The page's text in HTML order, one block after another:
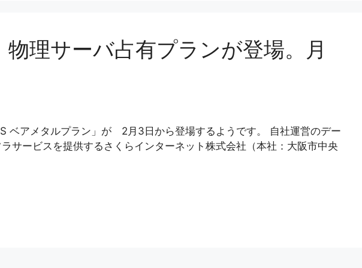
理サーバ占有プランが登場。月
ベアメタルプラン」が 2月3日から登場するようです。 自社運営のデー
サービスを提供するさくらインターネット株式会社（本社：大阪市中央